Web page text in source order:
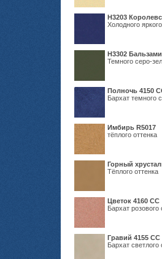
Н3203
Холодного
Н3302
Темного серо-
Полночь 4150
Бархат темного
Имбирь R5017
тёплого оттенка
Горный
Тёплого оттенка
Цветок 4160 СС
Бархат розового
Гравий 4155 СС
Бархат светлого